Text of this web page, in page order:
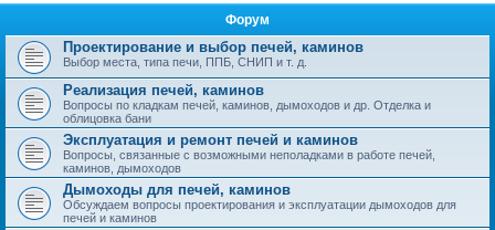
Форум
Проектирование и выбор печей, каминов
Выбор места, типа печи, ППБ, СНИП и т. д.
Реализация печей, каминов
Вопросы по кладкам печей, каминов, дымоходов и др. Отделка и
облицовка бани
Эксплуатация и ремонт печей и каминов
Вопросы, связанные с возможными неполадками в работе печей,
каминов, дымоходов
Дымоходы для печей, каминов
Обсуждаем вопросы проектирования и эксплуатации дымоходов для
печей и каминов